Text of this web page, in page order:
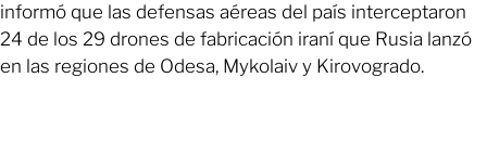
informó que las defensas aéreas del país interceptaron
24 de los 29 drones de fabricación iraní que Rusia lanzó
en las regiones de Odesa, Mykolaiv y Kirovogrado.